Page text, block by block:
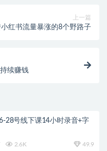
上一篇
红书流量暴涨的8个野路子
续赚钱
28号线下课14小时录音+字
2.6K 49.9